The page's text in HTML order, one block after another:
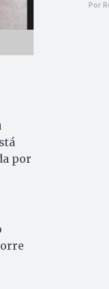
por
Por